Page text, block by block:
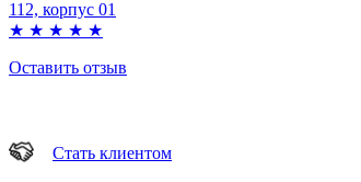
112, корпус 01
★ ★ ★ ★ ★
Оставить отзыв
Стать клиентом